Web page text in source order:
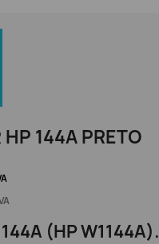
144A PRETO
(HP W1144A).